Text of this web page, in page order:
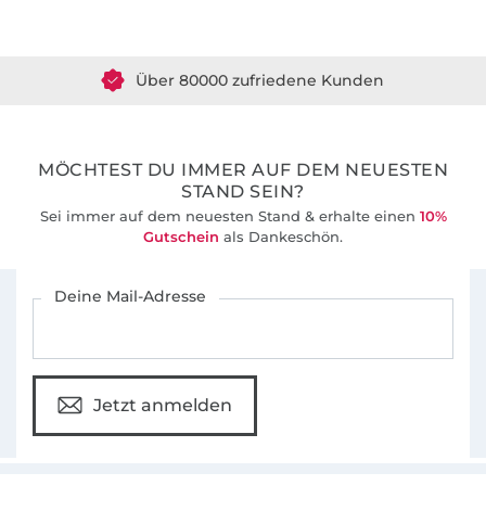
MÖCHTEST DU IMMER AUF DEM NEUESTEN
STAND SEIN?
Sei immer auf dem neuesten Stand & erhalte einen 10%
Gutschein als Dankeschön.
Deine Mail-Adresse
Jetzt anmelden